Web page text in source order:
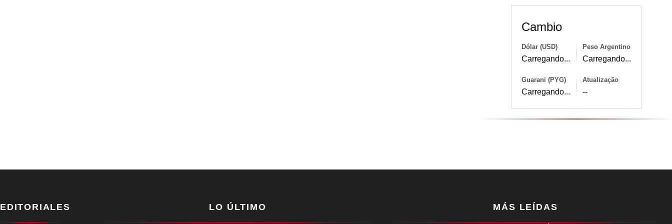
Cambio
Dólar (USD)
Carregando...
Peso Argentino
Carregando...
Guarani (PYG)
Carregando...
Atualização
--
EDITORIALES LO ÚLTIMO MÁS LEÍDAS